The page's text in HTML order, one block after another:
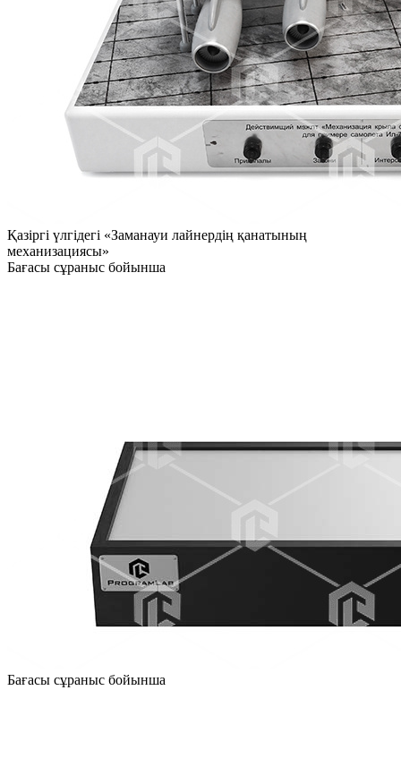
Қазіргі үлгідегі «Заманауи лайнердің қанатының
механизациясы»
Бағасы сұраныс бойынша
Бағасы сұраныс бойынша